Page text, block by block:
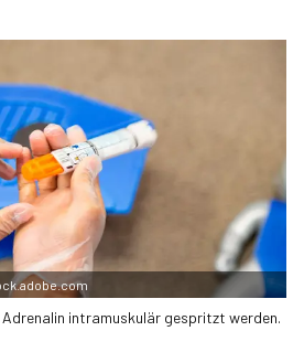
Adrenalin intramuskulär gespritzt werden.